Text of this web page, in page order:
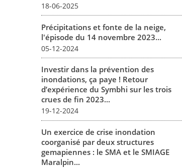
18-06-2025
Précipitations et fonte de la neige,
l'épisode du 14 novembre 2023...
05-12-2024
Investir dans la prévention des
inondations, ça paye ! Retour
d’expérience du Symbhi sur les trois
crues de fin 2023...
19-12-2024
Un exercice de crise inondation
coorganisé par deux structures
gemapiennes : le SMA et le SMIAGE
Maralpin...